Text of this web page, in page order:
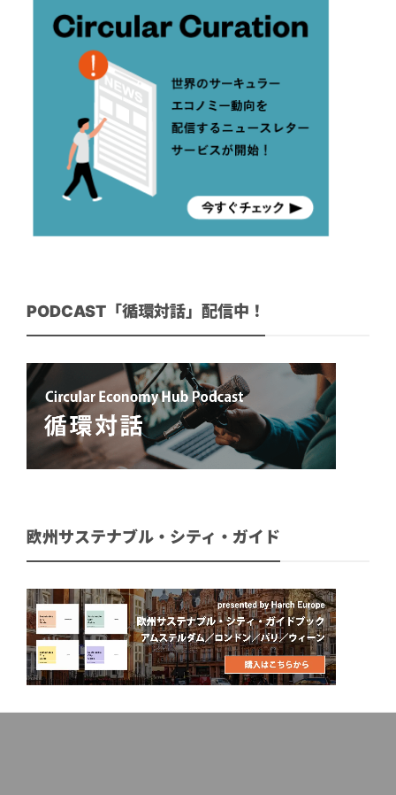
PODCAST「循環対話」配信中！
欧州サステナブル・シティ・ガイド